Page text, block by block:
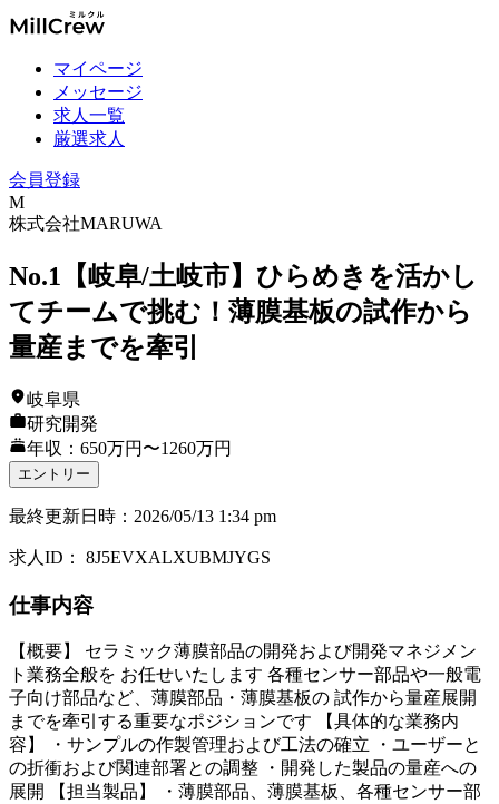
マイページ
メッセージ
求人一覧
厳選求人
会員登録
M
株式会社MARUWA
No.1【岐阜/土岐市】ひらめきを活かし
てチームで挑む！薄膜基板の試作から
量産までを牽引
岐阜県
研究開発
年収：650万円〜1260万円
エントリー
最終更新日時 ： 2026/05/13 1:34 pm
求人ID ： 8J5EVXALXUBMJYGS
仕事内容
【概要】 セラミック薄膜部品の開発および開発マネジメン
ト業務全般を お任せいたします 各種センサー部品や一般電
子向け部品など、薄膜部品・薄膜基板の 試作から量産展開
までを牽引する重要なポジションです 【具体的な業務内
容】 ・サンプルの作製管理および工法の確立 ・ユーザーと
の折衝および関連部署との調整 ・開発した製品の量産への
展開 【担当製品】 ・薄膜部品、薄膜基板、各種センサー部